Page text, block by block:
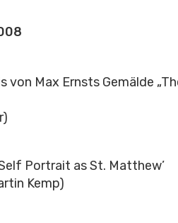
von Max Ernsts Gemälde
Portrait as St. Matthew’
Kemp)